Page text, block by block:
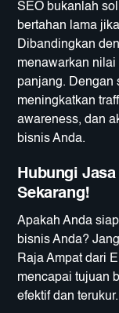
SEO bukanlah
bertahan lama
Dibandingkan
menawarkan
panjang. Dengan
meningkatkan
awareness, dan
bisnis Anda.
Hubungi
Sekarang!
Apakah Anda
bisnis Anda?
Raja Ampat dari
mencapai tujuan
efektif dan terukur.